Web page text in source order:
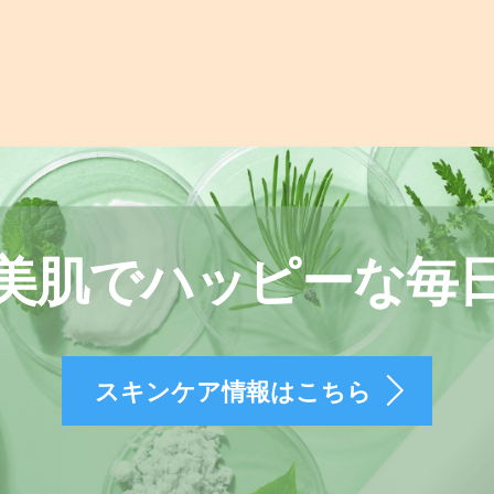
肌でハッピーな毎
スキンケア情報はこちら